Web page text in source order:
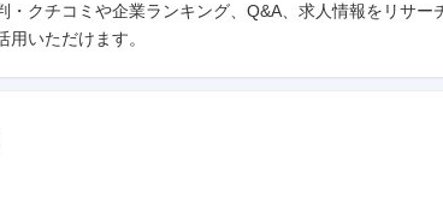
クチコミや企業ランキング、Q&A、求人情報をリサー
いただけます。